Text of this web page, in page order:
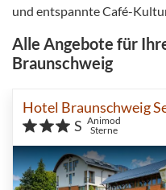
und entspannte Café-
Alle Angebote für
Braunschweig
S Animod
Sterne